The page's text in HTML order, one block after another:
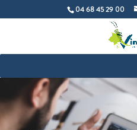
04 68 45 29 00